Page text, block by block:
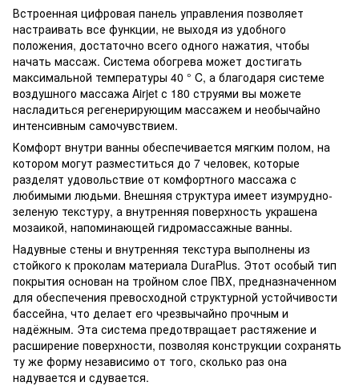
Встроенная цифровая панель управления позволяет
настраивать все функции, не выходя из удобного
положения, достаточно всего одного нажатия, чтобы
начать массаж. Система обогрева может достигать
максимальной температуры 40 ° C, а благодаря системе
воздушного массажа Airjet с 180 струями вы можете
насладиться регенерирующим массажем и необычайно
интенсивным самочувствием.
Комфорт внутри ванны обеспечивается мягким полом, на
котором могут разместиться до 7 человек, которые
разделят удовольствие от комфортного массажа с
любимыми людьми. Внешняя структура имеет изумрудно-
зеленую текстуру, а внутренняя поверхность украшена
мозаикой, напоминающей гидромассажные ванны.
Надувные стены и внутренняя текстура выполнены из
стойкого к проколам материала DuraPlus. Этот особый тип
покрытия основан на тройном слое ПВХ, предназначенном
для обеспечения превосходной структурной устойчивости
бассейна, что делает его чрезвычайно прочным и
надёжным. Эта система предотвращает растяжение и
расширение поверхности, позволяя конструкции сохранять
ту же форму независимо от того, сколько раз она
надувается и сдувается.